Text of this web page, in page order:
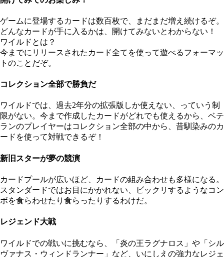
ゲームに登場するカードは数百枚で、まだまだ増え続けるぞ。
どんなカードが手に入るかは、開けてみないとわからない！
ワイルドとは？
今までにリリースされたカード全てを使って遊べるフォーマッ
トのことだぞ。
コレクション全部で勝負だ
ワイルドでは、過去2年分の拡張版しか使えない、っていう制
限がない。今まで作成したカードがどれでも使えるから、ベテ
ランのプレイヤーはコレクション全部の中から、昔馴染みのカ
ードを使って対戦できるぞ！
新旧スターが夢の競演
カードプールが広いほど、カードの組み合わせも多様になる。
スタンダードではお目にかかれない、ビックリするようなコン
ボを食らわせたり食らったりするわけだ。
レジェンド大戦
ワイルドでの戦いに挑むなら、「炎の王ラグナロス」や「シル
ヴァナス・ウィンドランナー」など、いにしえの強力なレジェ